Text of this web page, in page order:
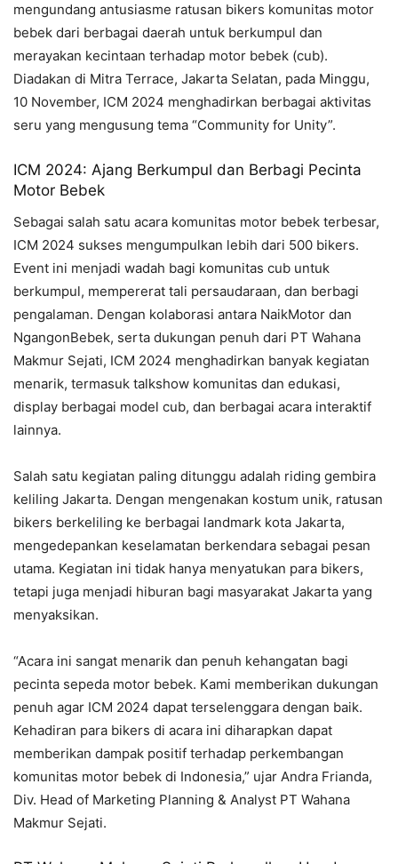
mengundang antusiasme ratusan bikers komunitas motor
bebek dari berbagai daerah untuk berkumpul dan
merayakan kecintaan terhadap motor bebek (cub).
Diadakan di Mitra Terrace, Jakarta Selatan, pada Minggu,
10 November, ICM 2024 menghadirkan berbagai aktivitas
seru yang mengusung tema “Community for Unity”.
ICM 2024: Ajang Berkumpul dan Berbagi Pecinta
Motor Bebek
Sebagai salah satu acara komunitas motor bebek terbesar,
ICM 2024 sukses mengumpulkan lebih dari 500 bikers.
Event ini menjadi wadah bagi komunitas cub untuk
berkumpul, mempererat tali persaudaraan, dan berbagi
pengalaman. Dengan kolaborasi antara NaikMotor dan
NgangonBebek, serta dukungan penuh dari PT Wahana
Makmur Sejati, ICM 2024 menghadirkan banyak kegiatan
menarik, termasuk talkshow komunitas dan edukasi,
display berbagai model cub, dan berbagai acara interaktif
lainnya.
Salah satu kegiatan paling ditunggu adalah riding gembira
keliling Jakarta. Dengan mengenakan kostum unik, ratusan
bikers berkeliling ke berbagai landmark kota Jakarta,
mengedepankan keselamatan berkendara sebagai pesan
utama. Kegiatan ini tidak hanya menyatukan para bikers,
tetapi juga menjadi hiburan bagi masyarakat Jakarta yang
menyaksikan.
“Acara ini sangat menarik dan penuh kehangatan bagi
pecinta sepeda motor bebek. Kami memberikan dukungan
penuh agar ICM 2024 dapat terselenggara dengan baik.
Kehadiran para bikers di acara ini diharapkan dapat
memberikan dampak positif terhadap perkembangan
komunitas motor bebek di Indonesia,” ujar Andra Frianda,
Div. Head of Marketing Planning & Analyst PT Wahana
Makmur Sejati.